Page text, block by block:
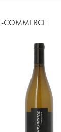
COMMERCE